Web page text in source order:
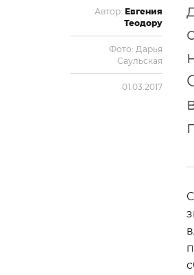
Автор: Евгения
Теодору
Фото: Дарья
Саульская
01.03.2017